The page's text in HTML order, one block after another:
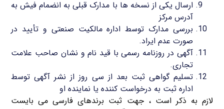
ارسال یکی از نسخه ها با مدارک قبلی به انضمام فیش به
آدرس مرکز
بررسی مدارک توسط اداره مالکیت صنعتی و تأیید در
صورت عدم ایراد.
آگهی در روزنامه رسمی با قید نام و نشان صاحب علامت
تجاری.
تسلیم گواهی ثبت بعد از سی روز از نشر آگهی توسط
اداره ثبت به درخواست کننده یا نماینده او
لازم به ذکر است ، جهت ثبت برندهای فارسی می بایست